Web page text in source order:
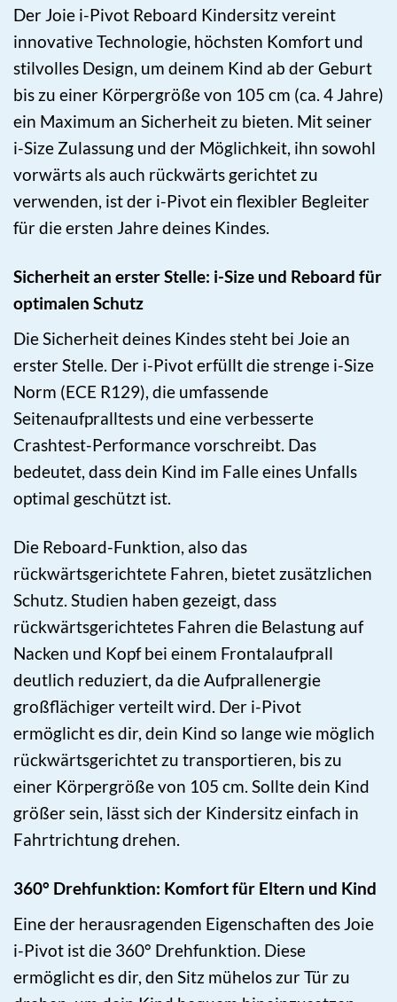
Der Joie i-Pivot Reboard Kindersitz vereint
innovative Technologie, höchsten Komfort und
stilvolles Design, um deinem Kind ab der Geburt
bis zu einer Körpergröße von 105 cm (ca. 4 Jahre)
ein Maximum an Sicherheit zu bieten. Mit seiner
i-Size Zulassung und der Möglichkeit, ihn sowohl
vorwärts als auch rückwärts gerichtet zu
verwenden, ist der i-Pivot ein flexibler Begleiter
für die ersten Jahre deines Kindes.
Sicherheit an erster Stelle: i-Size und Reboard für
optimalen Schutz
Die Sicherheit deines Kindes steht bei Joie an
erster Stelle. Der i-Pivot erfüllt die strenge i-Size
Norm (ECE R129), die umfassende
Seitenaufpralltests und eine verbesserte
Crashtest-Performance vorschreibt. Das
bedeutet, dass dein Kind im Falle eines Unfalls
optimal geschützt ist.
Die Reboard-Funktion, also das
rückwärtsgerichtete Fahren, bietet zusätzlichen
Schutz. Studien haben gezeigt, dass
rückwärtsgerichtetes Fahren die Belastung auf
Nacken und Kopf bei einem Frontalaufprall
deutlich reduziert, da die Aufprallenergie
großflächiger verteilt wird. Der i-Pivot
ermöglicht es dir, dein Kind so lange wie möglich
rückwärtsgerichtet zu transportieren, bis zu
einer Körpergröße von 105 cm. Sollte dein Kind
größer sein, lässt sich der Kindersitz einfach in
Fahrtrichtung drehen.
360° Drehfunktion: Komfort für Eltern und Kind
Eine der herausragenden Eigenschaften des Joie
i-Pivot ist die 360° Drehfunktion. Diese
ermöglicht es dir, den Sitz mühelos zur Tür zu